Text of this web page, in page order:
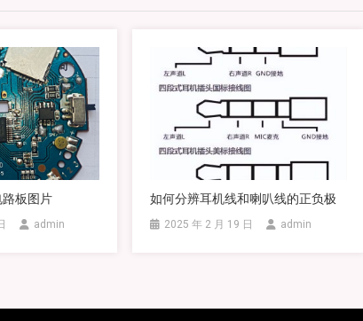
板图片
admin
如何分辨耳机线和喇叭线的正负极
2025 年 2 月 19 日 admin